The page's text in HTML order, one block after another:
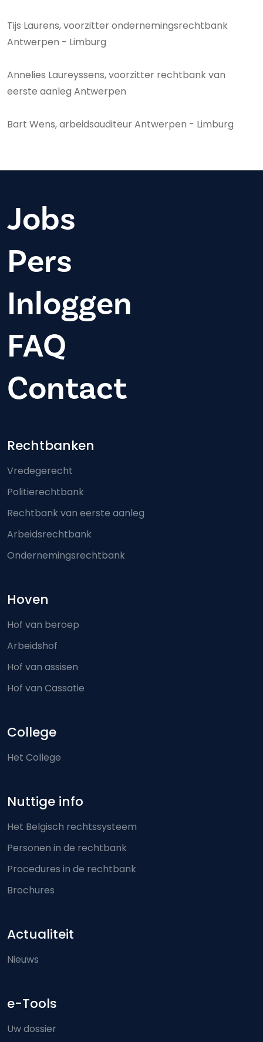
Tijs Laurens, voorzitter ondernemingsrechtbank
Antwerpen - Limburg
Annelies Laureyssens, voorzitter rechtbank van
eerste aanleg Antwerpen
Bart Wens, arbeidsauditeur Antwerpen - Limburg
Jobs
Pers
Inloggen
FAQ
Contact
Footer-menu
Rechtbanken
Vredegerecht
Politierechtbank
Rechtbank van eerste aanleg
Arbeidsrechtbank
Ondernemingsrechtbank
Hoven
Hof van beroep
Arbeidshof
Hof van assisen
Hof van Cassatie
College
Het College
Nuttige info
Het Belgisch rechtssysteem
Personen in de rechtbank
Procedures in de rechtbank
Brochures
Actualiteit
Nieuws
e-Tools
Uw dossier